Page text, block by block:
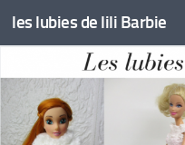
Skip to content
les lubies de lili Barbie